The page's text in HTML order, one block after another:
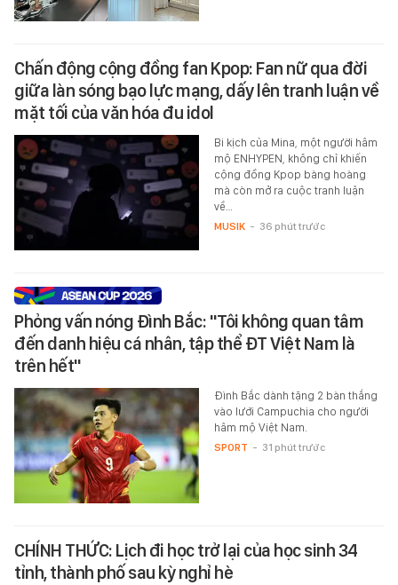
Chấn động cộng đồng fan Kpop: Fan nữ qua đời
giữa làn sóng bạo lực mạng, dấy lên tranh luận về
mặt tối của văn hóa đu idol
Bi kịch của Mina, một người hâm
mộ ENHYPEN, không chỉ khiến
cộng đồng Kpop bàng hoàng
mà còn mở ra cuộc tranh luận
về…
MUSIK - 36 phút trước
Phỏng vấn nóng Đình Bắc: "Tôi không quan tâm
đến danh hiệu cá nhân, tập thể ĐT Việt Nam là
trên hết"
Đình Bắc dành tặng 2 bàn thắng
vào lưới Campuchia cho người
hâm mộ Việt Nam.
SPORT - 31 phút trước
CHÍNH THỨC: Lịch đi học trở lại của học sinh 34
tỉnh, thành phố sau kỳ nghỉ hè